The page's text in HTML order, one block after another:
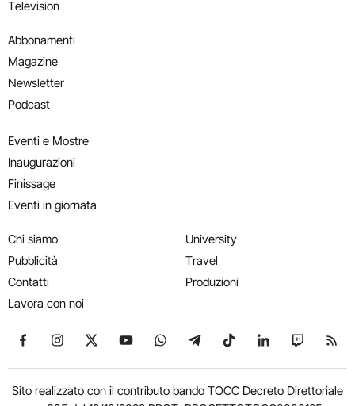
Television
Abbonamenti
Magazine
Newsletter
Podcast
Eventi e Mostre
Inaugurazioni
Finissage
Eventi in giornata
Chi siamo
Pubblicità
Contatti
Lavora con noi
University
Travel
Produzioni
Seguici su Facebook
Seguici su Instagram
Seguici su X
Seguici su YouTube
Seguici su WhatsApp
Seguici su Telegram
Seguici su TikTok
Seguici su
Seguici
Sito realizzato con il contributo bando TOCC Decreto Direttoriale